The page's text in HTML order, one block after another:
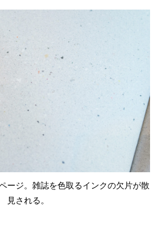
ージ。雑誌を色取るインクの欠片が散
見される。